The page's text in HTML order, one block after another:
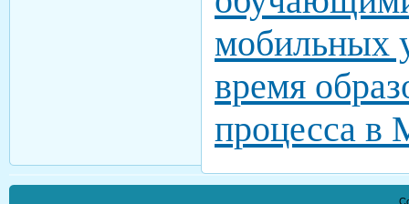
мобильных
время
процесса